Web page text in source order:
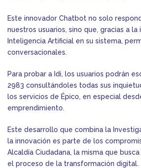
Este innovador Chatbot no solo
nuestros usuarios, sino que, gracias a
Inteligencia Artificial en su sistema,
conversacionales.
Para probar a Idi, los usuarios podrán
2983 consultándoles todas sus
los servicios de Épico, en especial
emprendimiento.
Este desarrollo que combina la
la innovación es parte de los
Alcaldía Ciudadana, la misma que
el proceso de la transformación digital.